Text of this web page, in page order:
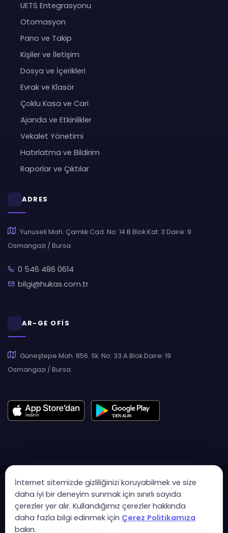
UETS Entegrasyonu
Otomasyon
Pano ve Takip
Kişiler ve İletişim
Dosya ve İçerikleri
Evrak ve Klasör
Çoklu Kasa ve Cari
Ajanda ve Etkinlikler
Vekalet Yönetimi
Hatırlatma ve Bildirim
Raporlar ve Çıktılar
ADRES
Yunuseli Mah. Çamlık Cad. No: 14 B Blok Kat: 3 Daire: 9
Osmangazi / Bursa
0 546 486 0614
bilgi@hukas.com.tr
AR-GE OFİS
Güneştepe Mah. 856. Sk. No: 33 A Blok Daire: 19
Osmangazi / Bursa
Copyright © 2007 - 2026 Hukas | Hukuk Asistan • Tüm Hakları
Saklıdır
İnternet sitemizde gizliliğinizi koruyabilmek ve size
daha iyi bir deneyim sunmak için sınırlı sayıda
çerezler yer alır. Kullandığımız çerezler hakkında
daha fazla bilgi edinmek için Çerez Politikamıza
bakın.